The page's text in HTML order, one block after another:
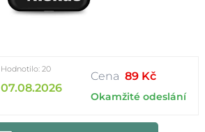
Hodnotilo: 20
07.08.2026
Cena 89 Kč
Okamžité odeslání